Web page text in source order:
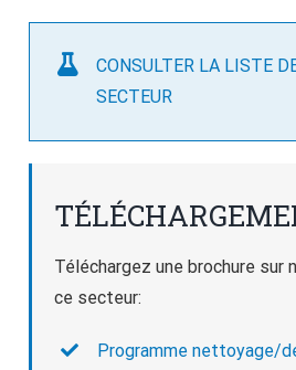
CONSULTER LA LISTE
SECTEUR
Téléchargez une brochure
ce secteur:
Programme nettoyage/